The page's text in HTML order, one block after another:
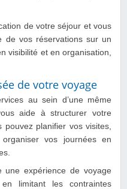
de votre séjour et vous
de vos réservations sur un
visibilité et en organisation,
de votre voyage
au sein d’une même
aide à structurer votre
planifier vos visites,
vos journées en
une expérience de voyage
limitant les contraintes